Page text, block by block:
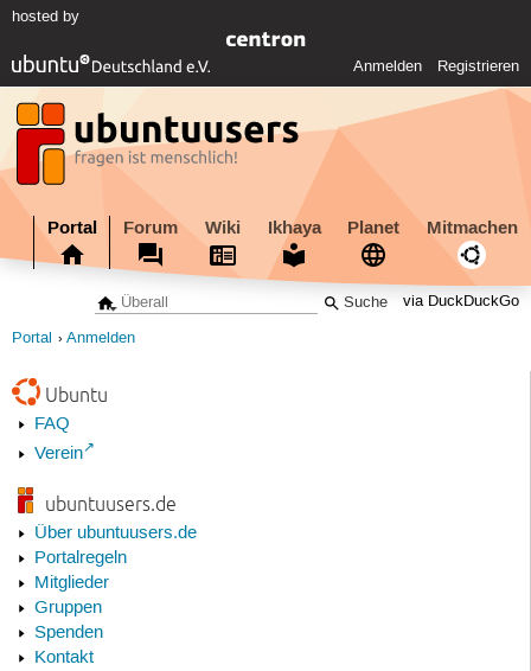
hosted by
Anmelden Registrieren
Portal Forum Wiki Ikhaya Planet Mitmachen
via DuckDuckGo
Portal Anmelden
Ubuntu
FAQ
Verein
ubuntuusers.de
Über ubuntuusers.de
Portalregeln
Mitglieder
Gruppen
Spenden
Kontakt